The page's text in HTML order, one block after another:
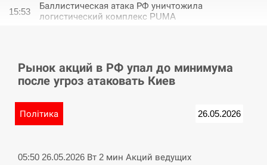
15:53
Баллистическая атака РФ уничтожила
логистический комплекс PUMA
15:40
У Німеччині удар блискавки розділив навпіл
місто в Баварії
СЕРПЕНЬ
Рынок акций в РФ упал до минимума
после угроз атаковать Киев
Політика 26.05.2026
05:50 26.05.2026 Вт 2 мин Акций ведущих